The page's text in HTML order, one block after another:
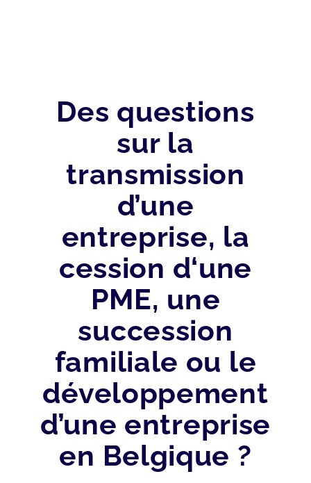
Des questions
sur la
transmission
d’une
entreprise, la
cession d‘une
PME, une
succession
familiale ou le
développement
d’une entreprise
en Belgique ?